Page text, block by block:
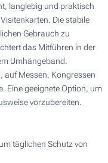
langlebig und praktisch
Die stabile
Gebrauch zu
das Mitführen in der
Umhängeband.
auf Messen, Kongressen
Eine geeignete Option, um
vorzubereiten.
täglichen Schutz von